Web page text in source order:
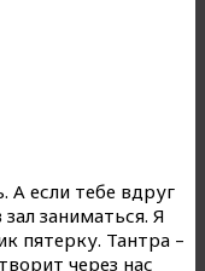
А если тебе вдруг
заниматься. Я
пятерку. Тантра –
через нас